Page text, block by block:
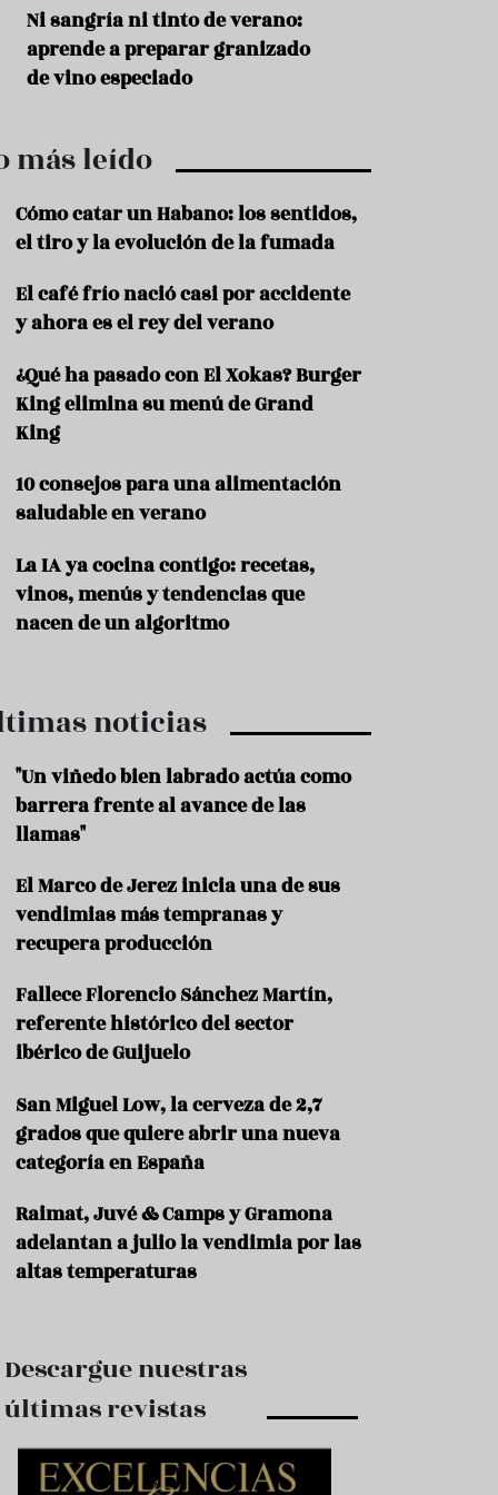
t
o
m
R
e
S
u
d
o
d
n
e
r
a
n
s
F
n
Ni sangría ni tinto de verano:
aprende a preparar granizado
de vino especiado
más leído
Cómo catar un Habano: los sentidos,
el tiro y la evolución de la fumada
El café frío nació casi por accidente
y ahora es el rey del verano
¿Qué ha pasado con El Xokas? Burger
King elimina su menú de Grand
King
10 consejos para una alimentación
saludable en verano
La IA ya cocina contigo: recetas,
vinos, menús y tendencias que
nacen de un algoritmo
noticias
"Un viñedo bien labrado actúa como
barrera frente al avance de las
llamas"
El Marco de Jerez inicia una de sus
vendimias más tempranas y
recupera producción
Fallece Florencio Sánchez Martín,
referente histórico del sector
ibérico de Guijuelo
San Miguel Low, la cerveza de 2,7
grados que quiere abrir una nueva
categoría en España
Raimat, Juvé & Camps y Gramona
adelantan a julio la vendimia por las
altas temperaturas
Descargue nuestras
últimas revistas